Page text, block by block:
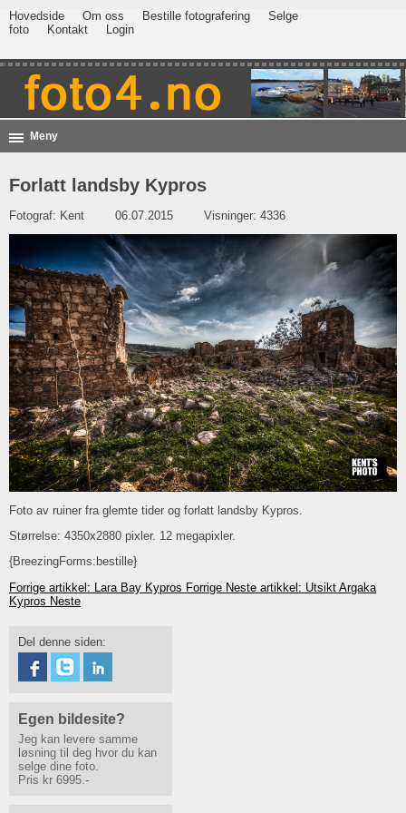
Hovedside Om oss Bestille fotografering
Selge
foto
Kontakt Login
Meny
Forlatt landsby Kypros
Fotograf: Kent 06.07.2015 Visninger: 4336
Foto av ruiner fra glemte tider og forlatt landsby Kypros.
Størrelse: 4350x2880 pixler. 12 megapixler.
{BreezingForms:bestille}
Forrige artikkel: Lara Bay Kypros Forrige Neste artikkel: Utsikt Argaka
Kypros Neste
Del denne siden:
Egen bildesite?
Jeg kan levere samme
løsning til deg hvor du kan
selge dine foto.
Pris kr 6995.-